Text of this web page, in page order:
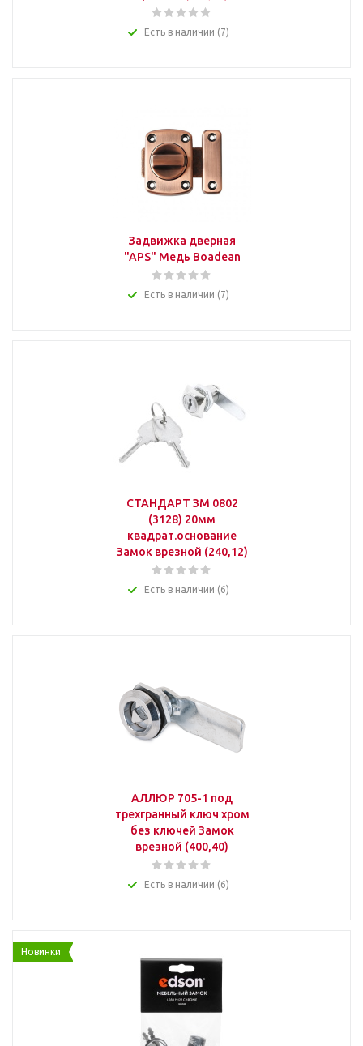
Есть в наличии (7)
Задвижка дверная
"APS" Медь Boadean
Есть в наличии (7)
СТАНДАРТ ЗМ 0802
(3128) 20мм
квадрат.основание
Замок врезной (240,12)
Есть в наличии (6)
АЛЛЮР 705-1 под
трехгранный ключ хром
без ключей Замок
врезной (400,40)
Есть в наличии (6)
Новинки